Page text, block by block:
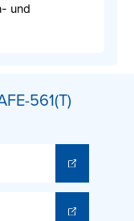
und
561(T)